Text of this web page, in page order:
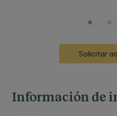
Solicitar
Información de